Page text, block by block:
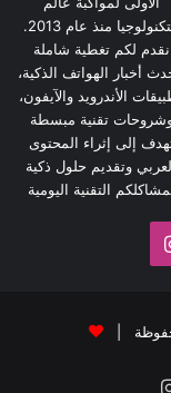
التكنولوجيا منذ عام 2013.
نقدم لكم تغطية شاملة
أخبار الهواتف الذكية،
الأندرويد والآيفون،
تقنية مبسطة
إلى إثراء المحتوى
وتقديم حلول ذكية
التقنية اليومية
انستقرام
انستقرام